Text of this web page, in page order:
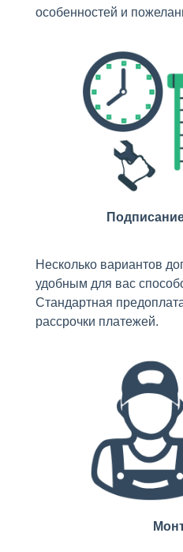
особенностей и
Несколько вариантов
удобным для вас
Стандартная
рассрочки платежей.